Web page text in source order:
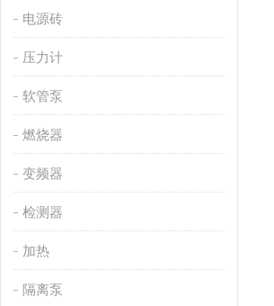
电源砖
压力计
软管泵
燃烧器
变频器
检测器
加热
隔离泵